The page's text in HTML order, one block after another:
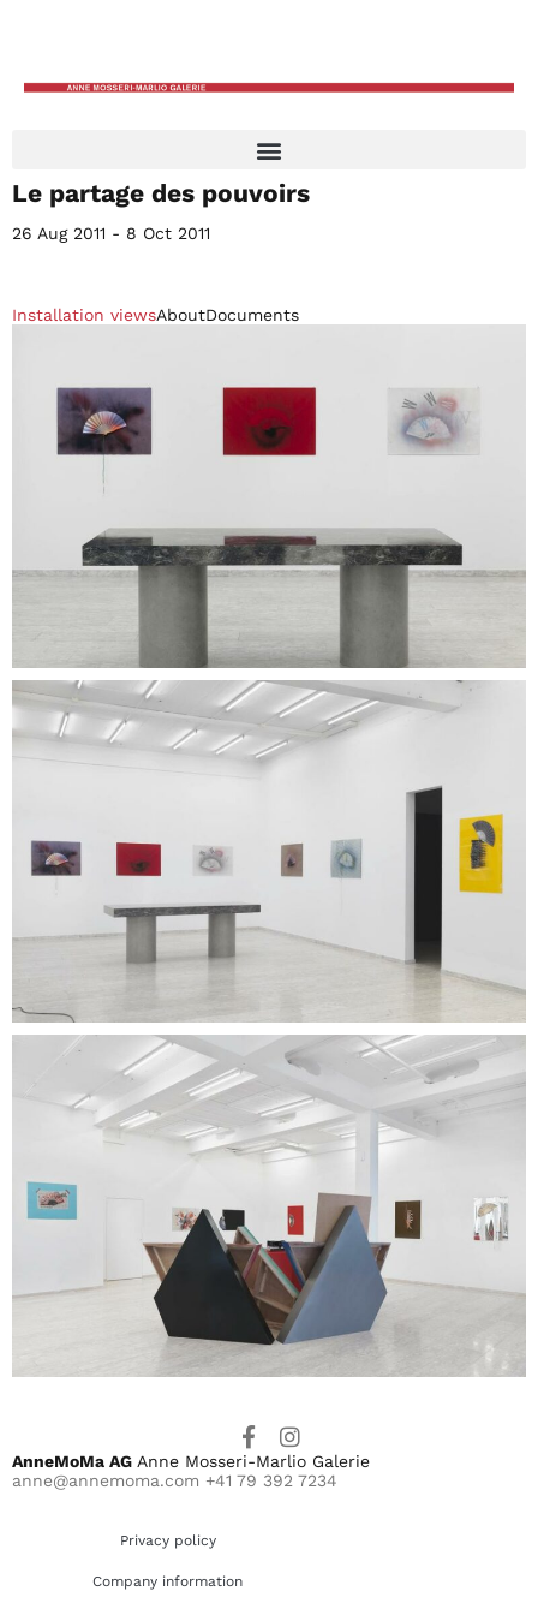
Le partage des pouvoirs
26 Aug 2011 - 8 Oct 2011
Installation viewsAboutDocuments
AnneMoMa AG Anne Mosseri-Marlio Galerie
anne@annemoma.com +41 79 392 7234
Privacy policy
Company information